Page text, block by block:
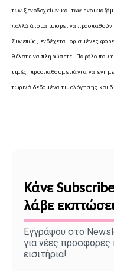
των ξενοδοχείων και των
πολλά άτομα μπορεί να
Συνεπώς, ενδέχεται ορισμένες
θέλατε να πληρώσετε. Παρόλο που
τιμές, προσπαθούμε πάντα να
τωρινά δεδομένα τιμολόγησης και
Κάνε
λάβε
Εγγράψου στο
για νέες προσφορές
εισιτήρια!